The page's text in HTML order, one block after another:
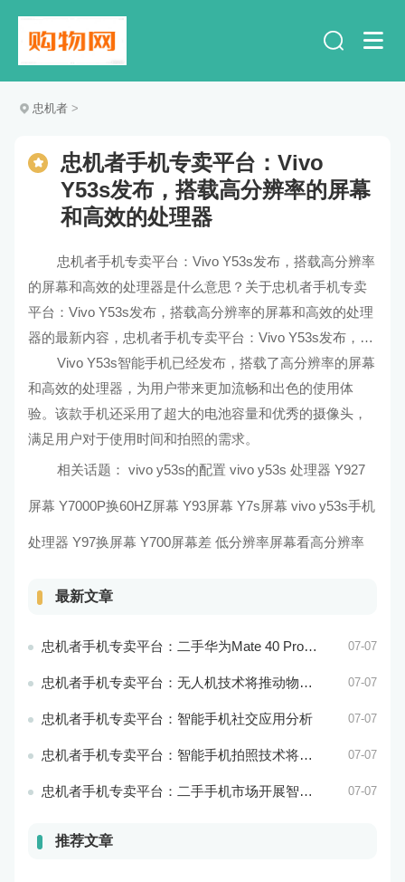
忠机者 >
忠机者手机专卖平台：Vivo
Y53s发布，搭载高分辨率的屏幕
和高效的处理器
忠机者手机专卖平台：Vivo Y53s发布，搭载高分辨率
的屏幕和高效的处理器是什么意思？关于忠机者手机专卖
平台：Vivo Y53s发布，搭载高分辨率的屏幕和高效的处理
器的最新内容，忠机者手机专卖平台：Vivo Y53s发布，搭
载高分辨率的屏幕和高效的处理器的解释及解读。
Vivo Y53s智能手机已经发布，搭载了高分辨率的屏幕
和高效的处理器，为用户带来更加流畅和出色的使用体
验。该款手机还采用了超大的电池容量和优秀的摄像头，
满足用户对于使用时间和拍照的需求。
相关话题： vivo y53s的配置 vivo y53s 处理器 Y927
屏幕 Y7000P换60HZ屏幕 Y93屏幕 Y7s屏幕 vivo y53s手机
处理器 Y97换屏幕 Y700屏幕差 低分辨率屏幕看高分辨率
最新文章
忠机者手机专卖平台：二手华为Mate 40 Pro市场价格持续波动 07-07
忠机者手机专卖平台：无人机技术将推动物流行业的智能化发展 07-07
忠机者手机专卖平台：智能手机社交应用分析 07-07
忠机者手机专卖平台：智能手机拍照技术将不断升级，成为手机行业的重要趋势 07-07
忠机者手机专卖平台：二手手机市场开展智能化运营，优化市场流程和效率 07-07
推荐文章